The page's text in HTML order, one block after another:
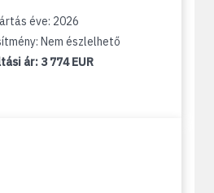
éve: 2026
Nem észlelhető
ár: 3 774 EUR